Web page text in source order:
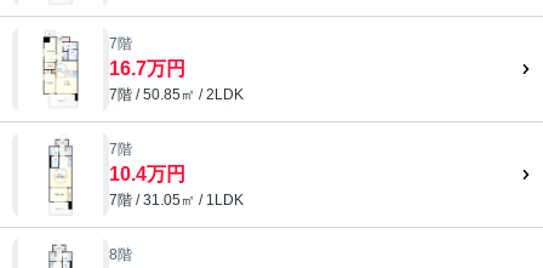
7階
16.7万円
7階 / 50.85㎡ / 2LDK
7階
10.4万円
7階 / 31.05㎡ / 1LDK
8階